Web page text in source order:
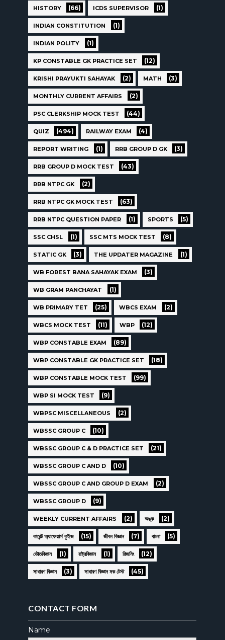
HISTORY (66) ICDS SUPERVISOR (1)
INDIAN CONSTITUTION (1)
INDIAN POLITY (1)
KP CONSTABLE GK PRACTICE SET (12)
KRISHI PRAYUKTI SAHAYAK (2) MATH (3)
MONTHLY CURRENT AFFAIRS (2)
PSC CLERKSHIP MOCK TEST (44)
QUIZ (494) RAILWAY EXAM (4)
REPORT WRITING (1) RRB GROUP D GK (3)
RRB GROUP D MOCK TEST (43)
RRB NTPC GK (2)
RRB NTPC GK MOCK TEST (63)
RRB NTPC QUESTION PAPER (1) SPORTS (5)
SSC CHSL (1) SSC MTS MOCK TEST (8)
STATIC GK (3) THE UPDATER MAGAZINE (1)
WB FOREST BANA SAHAYAK EXAM (3)
WB GRAM PANCHAYAT (1)
WB PRIMARY TET (25) WBCS EXAM (2)
WBCS MOCK TEST (11) WBP (12)
WBP CONSTABLE EXAM (89)
WBP CONSTABLE GK PRACTICE SET (18)
WBP CONSTABLE MOCK TEST (99)
WBP SI MOCK TEST (9)
WBPSC MISCELLANEOUS (2)
WBSSC GROUP C (10)
WBSSC GROUP C & D PRACTICE SET (21)
WBSSC GROUP C AND D (10)
WBSSC GROUP C AND GROUP D EXAM (2)
WBSSC GROUP D (9)
WEEKLY CURRENT AFFAIRS (2) অঙ্ক (2)
কারেন্ট অ্যাফেয়ার্স কুইজ (15) জীবন বিজ্ঞান (7) বাংলা (5)
ভৌতবিজ্ঞান (1) রাষ্ট্রবিজ্ঞান (1) রিজনিং (12)
সাধারণ বিজ্ঞান (3) সাধারণ বিজ্ঞান মক টেস্ট (45)
CONTACT FORM
Name